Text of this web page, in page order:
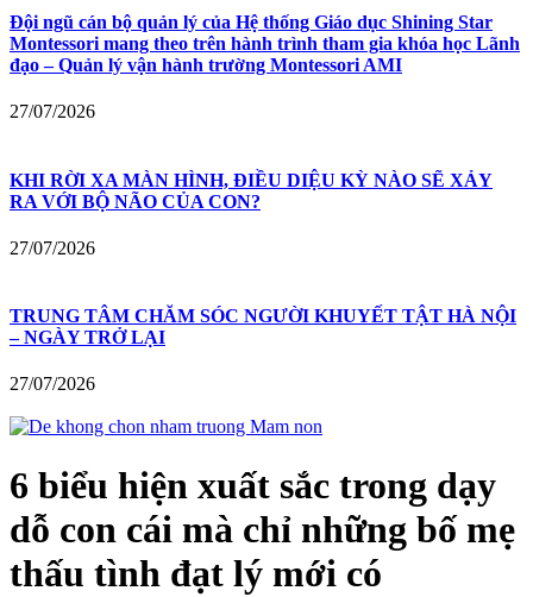
Đội ngũ cán bộ quản lý của Hệ thống Giáo dục Shining Star
Montessori mang theo trên hành trình tham gia khóa học Lãnh
đạo – Quản lý vận hành trường Montessori AMI
27/07/2026
KHI RỜI XA MÀN HÌNH, ĐIỀU DIỆU KỲ NÀO SẼ XẢY
RA VỚI BỘ NÃO CỦA CON?
27/07/2026
TRUNG TÂM CHĂM SÓC NGƯỜI KHUYẾT TẬT HÀ NỘI
– NGÀY TRỞ LẠI
27/07/2026
6 biểu hiện xuất sắc trong dạy
dỗ con cái mà chỉ những bố mẹ
thấu tình đạt lý mới có